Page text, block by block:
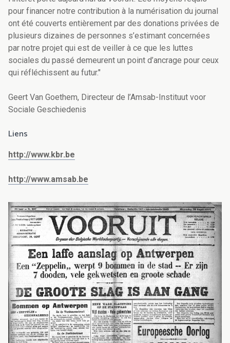
pour financer notre contribution à la numérisation du journal
ont été couverts entièrement par des donations privées de
plusieurs dizaines de personnes s’estimant concernées
par notre projet qui est de veiller à ce que les luttes
sociales du passé demeurent un point d’ancrage pour ceux
qui réfléchissent au futur."
Geert Van Goethem, Directeur de l’Amsab-Instituut voor
Sociale Geschiedenis
Liens
http://www.kbr.be
http://www.amsab.be